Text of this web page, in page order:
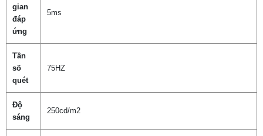
gian
đáp
ứng
5ms
Tần
số
quét
75HZ
Độ
sáng
250cd/m2